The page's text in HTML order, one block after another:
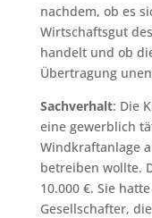
nachdem, ob es
Wirtschaftsgut
handelt und ob
Übertragung
Sachverhalt: Die
eine gewerblich
Windkraftanlage
betreiben wollte.
10.000 €. Sie
Gesellschafter,